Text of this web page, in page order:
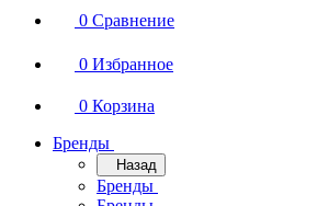
0 Сравнение
0 Избранное
0 Корзина
Бренды
Назад
Бренды